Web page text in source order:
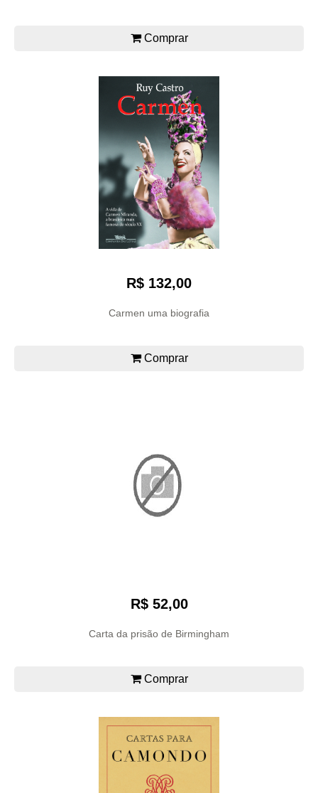
Comprar
R$ 132,00
Carmen uma biografia
Comprar
R$ 52,00
Carta da prisão de Birmingham
Comprar